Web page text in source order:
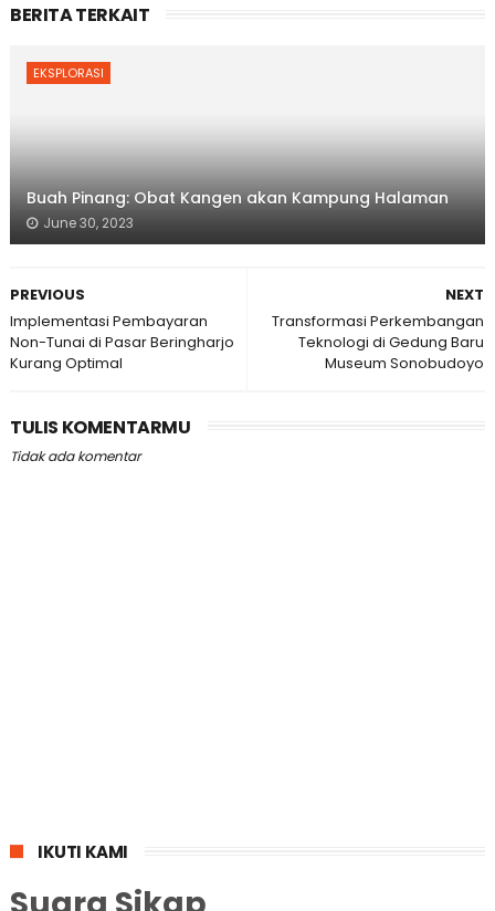
BERITA TERKAIT
EKSPLORASI
Buah Pinang: Obat Kangen akan Kampung Halaman
June 30, 2023
NEXT
Transformasi Perkembangan
Teknologi di Gedung Baru
Museum Sonobudoyo
PREVIOUS
Implementasi Pembayaran
Non-Tunai di Pasar Beringharjo
Kurang Optimal
TULIS KOMENTARMU
Tidak ada komentar
IKUTI KAMI